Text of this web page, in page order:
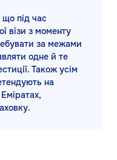
під час
візи з моменту
за межами
одне й те
Також усім
на